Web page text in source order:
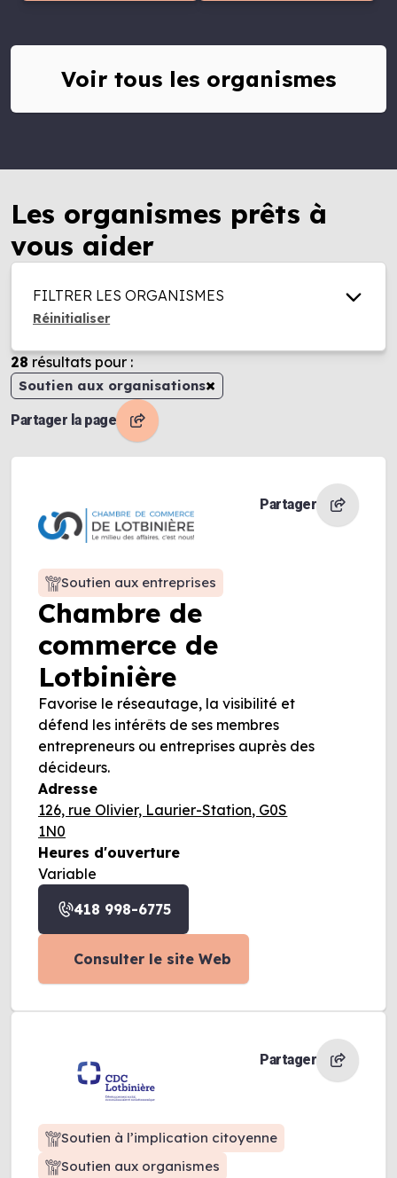
Voir tous les organismes
Les organismes prêts à
vous aider
FILTRER LES ORGANISMES
Réinitialiser
28 résultats pour :
Soutien aux organisations×
Partager la page
Chambre de
commerce de
Lotbinière
Partager
Soutien aux entreprises
Favorise le réseautage, la visibilité et
défend les intérêts de ses membres
entrepreneurs ou entreprises auprès des
décideurs.
Adresse
126, rue Olivier, Laurier-Station, G0S
1N0
Heures d'ouverture
Variable
418 998-6775
Consulter le site Web
Partager
Soutien à l’implication citoyenne
Soutien aux organismes